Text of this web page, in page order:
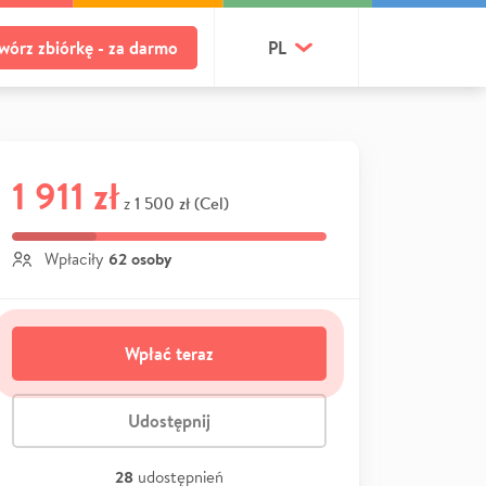
zbiórkę - za darmo PL
1 911 zł z 1 500 zł (Cel)
Wpłaciły 62 osoby
Wpłać teraz
Udostępnij
28 udostępnień